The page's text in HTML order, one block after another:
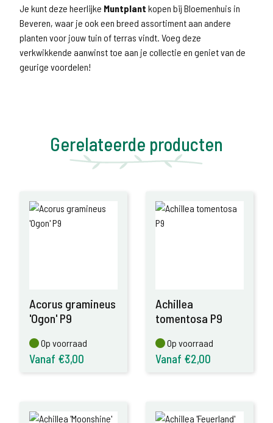
Je kunt deze heerlijke Muntplant kopen bij Bloemenhuis in
Beveren, waar je ook een breed assortiment aan andere
planten voor jouw tuin of terras vindt. Voeg deze
verkwikkende aanwinst toe aan je collectie en geniet van de
geurige voordelen!
Gerelateerde producten
Acorus gramineus
'Ogon' P9
Op voorraad
Op voorraad
Vanaf €3,00
Achillea
tomentosa P9
Op voorraad
Op voorraad
Vanaf €2,00